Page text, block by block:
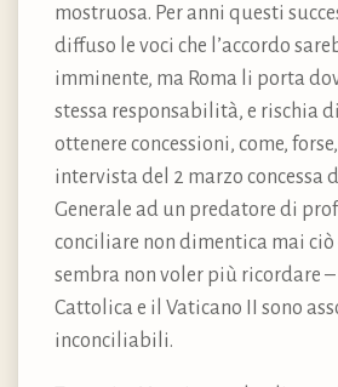
mostruosa. Per anni questi
diffuso le voci che l’accordo
imminente, ma Roma li porta
stessa responsabilità, e rischia
ottenere concessioni, come,
intervista del 2 marzo concessa
Generale ad un predatore di
conciliare non dimentica mai ciò
sembra non voler più ricordare
Cattolica e il Vaticano II sono
inconciliabili.